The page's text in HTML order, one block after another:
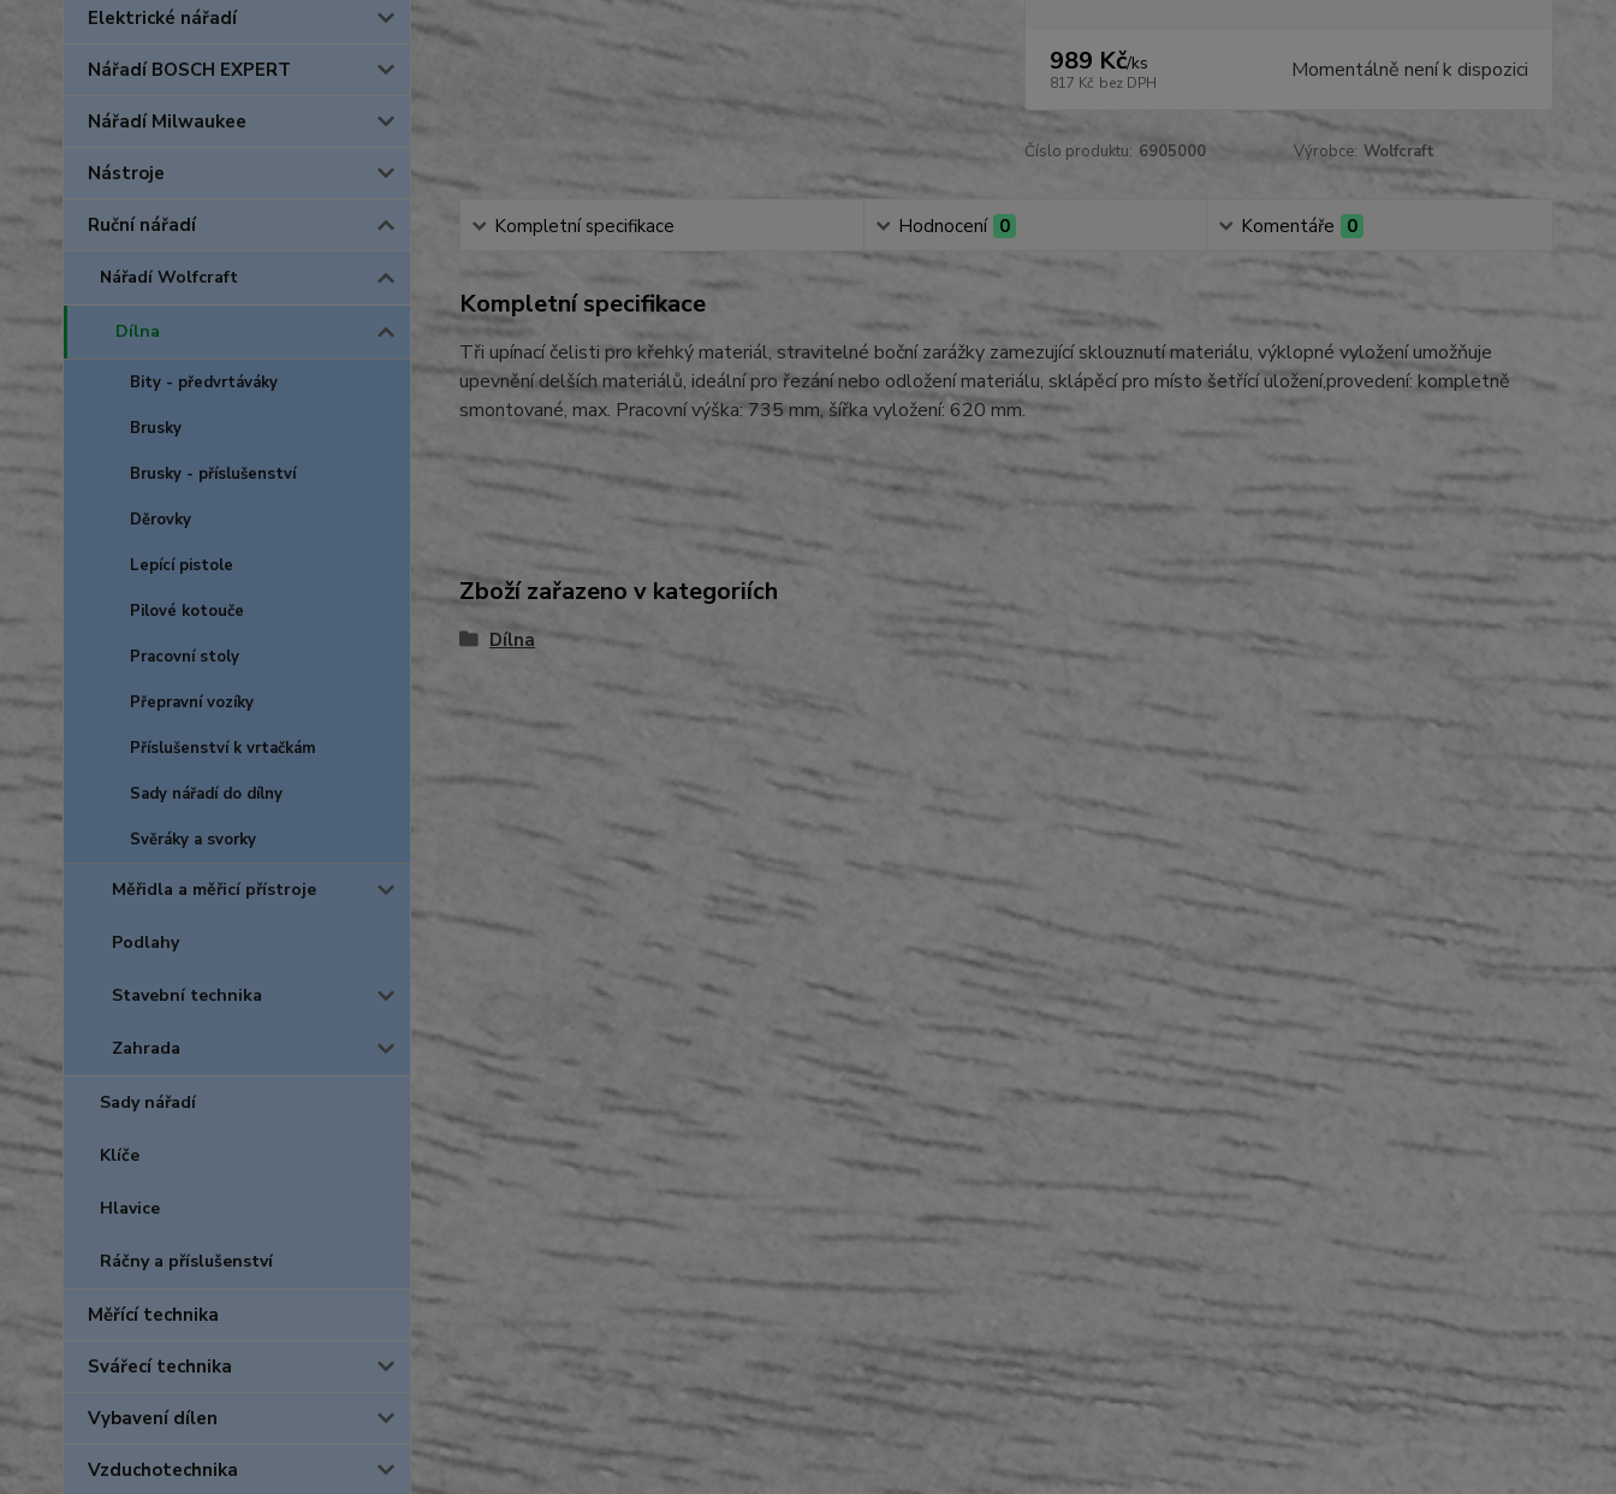
Elektrické nářadí
Nářadí BOSCH EXPERT
Nářadí Milwaukee
Nástroje
Ruční nářadí
Nářadí Wolfcraft
Dílna
Bity - předvrtáváky
Brusky
Brusky - příslušenství
Děrovky
Lepící pistole
Pilové kotouče
Pracovní stoly
Přepravní vozíky
Příslušenství k vrtačkám
Sady nářadí do dílny
Svěráky a svorky
Měřidla a měřicí přístroje
Podlahy
Stavební technika
Zahrada
Sady nářadí
Klíče
Hlavice
Ráčny a příslušenství
Měřící technika
Svářecí technika
Vybavení dílen
Vzduchotechnika
989 Kč/ks
817 Kč bez DPH Momentálně není k dispozici
Číslo produktu: 6905000 Výrobce: Wolfcraft
Kompletní specifikace Hodnocení 0 Komentáře 0
Kompletní specifikace
Tři upínací čelisti pro křehký materiál, stravitelné boční zarážky zamezující sklouznutí materiálu, výklopné vyložení umožňuje
upevnění delších materiálů, ideální pro řezání nebo odložení materiálu, sklápěcí pro místo šetřící uložení,provedení: kompletně
smontované, max. Pracovní výška: 735 mm, šířka vyložení: 620 mm.
Zboží zařazeno v kategoriích
Dílna